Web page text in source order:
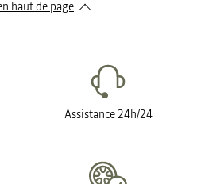
haut de page​
Assistance 24h/24